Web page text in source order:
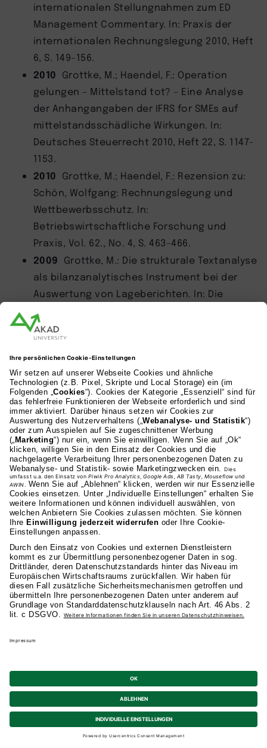
internationalen Stellungnahmen zum ED
Management Commentary. In: Praxis der
internationalen Rechnungslegung 2010, Heft
6, S. 149-156.
2010 Grottke, M.; Haendel, F.: Operation
gelungen – Mittelstand tot? – Eine Analyse
der Anhangangaben der IFRS for SMEs auf
mittelstandsschädliche Wirkungen. In:
Deutsches Steuerrecht 2010, Heft 22, S. 1147-
1153.
2010 Grottke, M.; Haendel, F.: Rezension zu:
Schön, Wolfgang: Rechnungslegung und
Wettbewerbsschutz. In:
Betriebswirtschaftliche Forschung und
Praxis, Vol. 62., No. 4, S. 463-466.
2009 Grottke, M.: Die strukturale Textanalyse
als bilanzanalytisches Instrument bei der
Auswertung von Lageberichten. In: Die
2009Grottke, M.: Der Solvenztest: (k)eine
Eine kritische Analyse. In:
Kapitalmarktorientierte Rechnungslegung,
Vol. 9, No. 6 (2009), S. 353-362.
2009Grottke, M.: Kritik an der
Kapitalerhaltung und synoptische
Darstellung des aktuellen Stands der
Reformvorschläge, In:
Kapitalmarktorientierte Rechnungslegung,
Vol. 9., No. 5 (2009), S. 261-266.
2009Grottke, M.; Strobl, S.: Eine kritische
Analyse des Exposure Draft Management
Commentary mit Blick auf seine zentralen
Zielsetzungen. In: IRZ – Zeitschrift für
internationale Rechnungslegung 2009, Heft
11, S. 483-488.
2009Grottke, M.; Reckziegel, S.: Die
Studium 2009, Heft 6, S. 268-280.
Grottke, M.; Schildbach, T.: Lehren aus
der Subprime-Krise für Rechnungslegung
und Corporate Governance. In: Haeseler, H.